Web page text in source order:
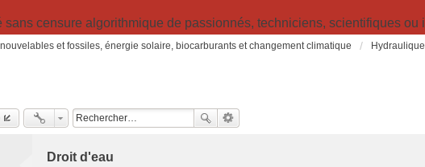
sans censure algorithmique de passionnés, techniciens, scientifiques
et fossiles, énergie solaire, biocarburants et changement climatique
Droit d'eau